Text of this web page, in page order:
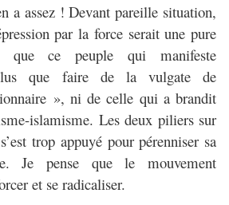
a assez ! Devant pareille situation,
par la force serait une pure
que ce peuple qui manifeste
que faire de la vulgate de
», ni de celle qui a brandit
islamisme. Les deux piliers sur
trop appuyé pour pérenniser sa
Je pense que le mouvement
et se radicaliser.